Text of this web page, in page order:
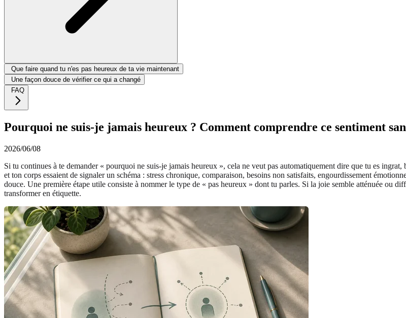
Que faire quand tu n'es pas heureux de ta vie maintenant
Une façon douce de vérifier ce qui a changé
FAQ
Pourquoi ne suis-je jamais heureux ? Comment comprendre ce sentiment
2026/06/08
Si tu continues à te demander « pourquoi ne suis-je jamais heureux », cela ne veut pas automatiquement dire que tu es
et ton corps essaient de signaler un schéma : stress chronique, comparaison, besoins non satisfaits, engourdissement
douce. Une première étape utile consiste à nommer le type de « pas heureux » dont tu parles. Si la joie semble atténuée ou
transformer en étiquette.